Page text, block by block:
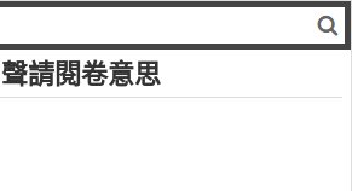
聲請閱卷意思